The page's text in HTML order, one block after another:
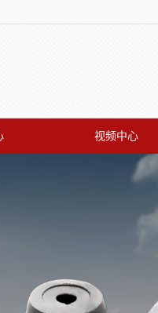
视频中心